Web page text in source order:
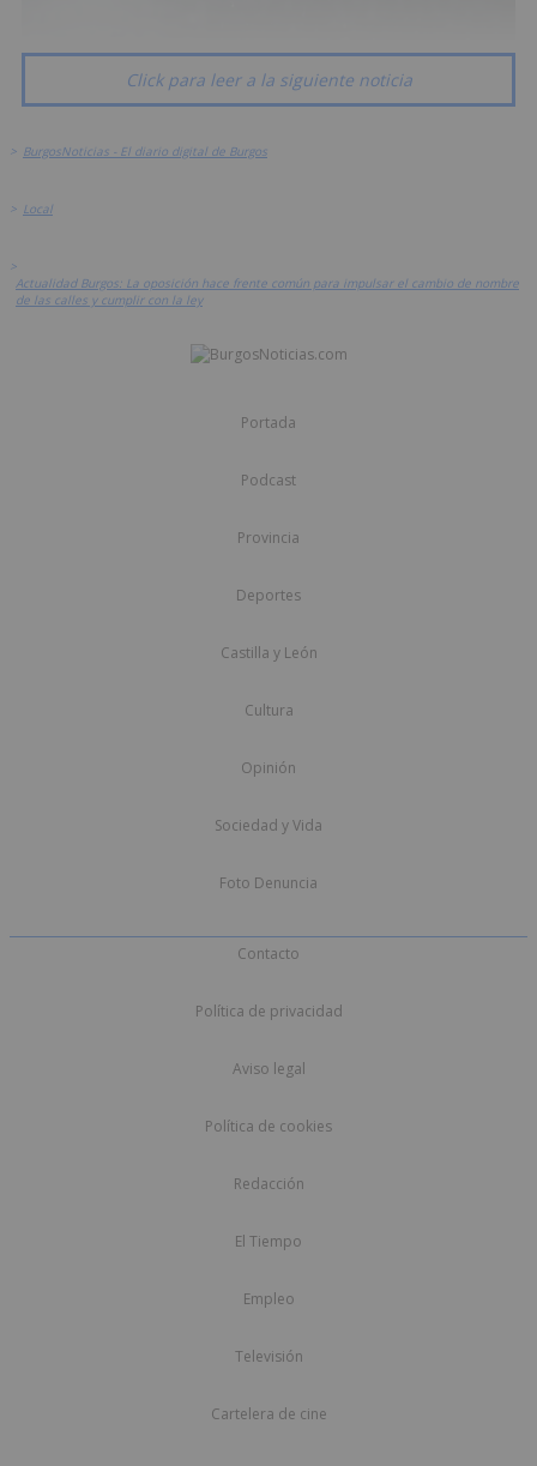
Click para leer a la siguiente noticia
> BurgosNoticias - El diario digital de Burgos
> Local
>
Actualidad Burgos: La oposición hace frente común para impulsar el cambio de nombre
de las calles y cumplir con la ley
Portada
Podcast
Provincia
Deportes
Castilla y León
Cultura
Opinión
Sociedad y Vida
Foto Denuncia
Contacto
Política de privacidad
Aviso legal
Política de cookies
Redacción
El Tiempo
Empleo
Televisión
Cartelera de cine